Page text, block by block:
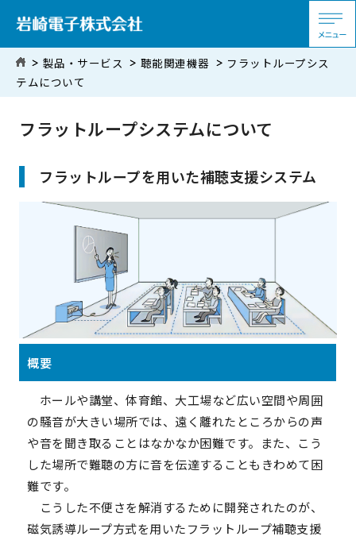
製品・サービス 聴能関連機器
フラットループシス
テムについて
フラットループシステムについて
フラットループを用いた補聴支援システム
概要
ホールや講堂、体育館、大工場など広い空間や周囲
の騒音が大きい場所では、遠く離れたところからの声
や音を聞き取ることはなかなか困難です。また、こう
した場所で難聴の方に音を伝達することもきわめて困
難です。
こうした不便さを解消するために開発されたのが、
磁気誘導ループ方式を用いたフラットループ補聴支援